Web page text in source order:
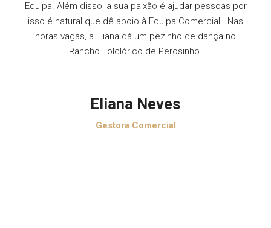
Equipa. Além disso, a sua paixão é ajudar pessoas por
isso é natural que dê apoio à Equipa Comercial. Nas
horas vagas, a Eliana dá um pezinho de dança no
Rancho Folclórico de Perosinho.
Eliana Neves
Gestora Comercial